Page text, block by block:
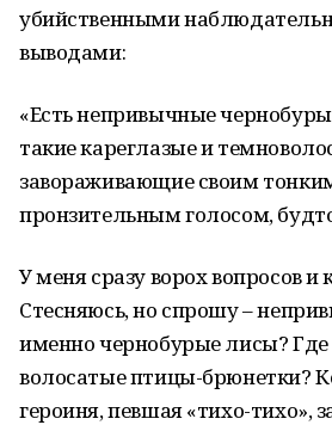
убийственными
выводами:
«Есть непривычные
такие кареглазые и
завораживающие своим
пронзительным голосом,
У меня сразу ворох вопросов и
Стесняюсь, но спрошу –
именно чернобурые лисы?
волосатые птицы-брюнетки?
героиня, певшая «тихо-тихо»,